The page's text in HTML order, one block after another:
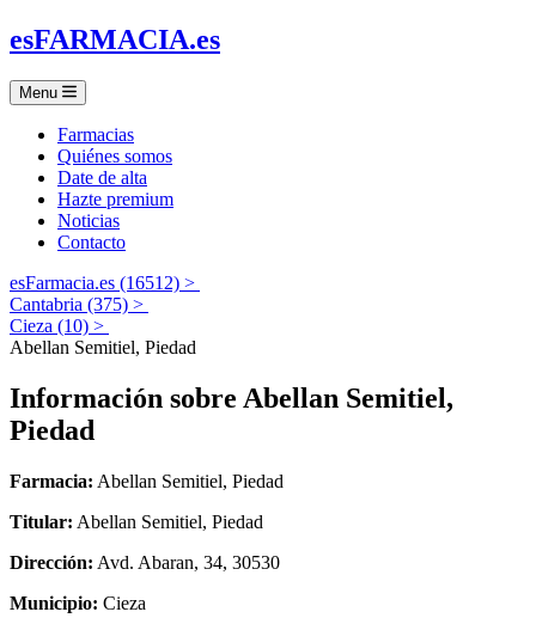
esFARMACIA.es
Menu
Farmacias
Quiénes somos
Date de alta
Hazte premium
Noticias
Contacto
esFarmacia.es (16512) >
Cantabria (375) >
Cieza (10) >
Abellan Semitiel, Piedad
Información sobre Abellan Semitiel,
Piedad
Farmacia: Abellan Semitiel, Piedad
Titular: Abellan Semitiel, Piedad
Dirección: Avd. Abaran, 34, 30530
Municipio: Cieza